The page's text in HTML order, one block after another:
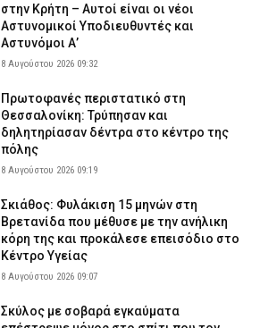
στην Κρήτη – Αυτοί είναι οι νέοι
Αστυνομικοί Υποδιευθυντές και
Αστυνόμοι Α’
8 Αυγούστου 2026 09:32
Πρωτοφανές περιστατικό στη
Θεσσαλονίκη: Τρύπησαν και
δηλητηρίασαν δέντρα στο κέντρο της
πόλης
8 Αυγούστου 2026 09:19
Σκιάθος: Φυλάκιση 15 μηνών στη
Βρετανίδα που μέθυσε με την ανήλικη
κόρη της και προκάλεσε επεισόδιο στο
Κέντρο Υγείας
8 Αυγούστου 2026 09:07
Σκύλος με σοβαρά εγκαύματα